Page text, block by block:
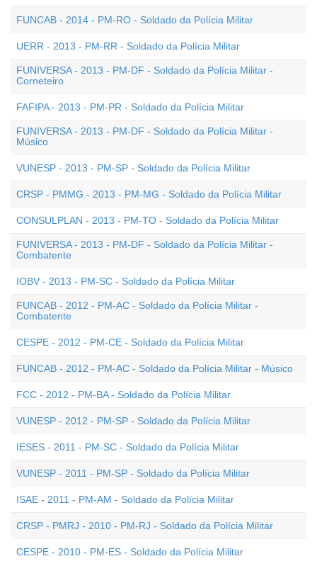
FUNCAB - 2014 - PM-RO - Soldado da Polícia Militar
UERR - 2013 - PM-RR - Soldado da Polícia Militar
FUNIVERSA - 2013 - PM-DF - Soldado da Polícia Militar -
Corneteiro
FAFIPA - 2013 - PM-PR - Soldado da Polícia Militar
FUNIVERSA - 2013 - PM-DF - Soldado da Polícia Militar -
Músico
VUNESP - 2013 - PM-SP - Soldado da Polícia Militar
CRSP - PMMG - 2013 - PM-MG - Soldado da Polícia Militar
CONSULPLAN - 2013 - PM-TO - Soldado da Polícia Militar
FUNIVERSA - 2013 - PM-DF - Soldado da Polícia Militar -
Combatente
IOBV - 2013 - PM-SC - Soldado da Polícia Militar
FUNCAB - 2012 - PM-AC - Soldado da Polícia Militar -
Combatente
CESPE - 2012 - PM-CE - Soldado da Polícia Militar
FUNCAB - 2012 - PM-AC - Soldado da Polícia Militar - Músico
FCC - 2012 - PM-BA - Soldado da Polícia Militar
VUNESP - 2012 - PM-SP - Soldado da Polícia Militar
IESES - 2011 - PM-SC - Soldado da Polícia Militar
VUNESP - 2011 - PM-SP - Soldado da Polícia Militar
ISAE - 2011 - PM-AM - Soldado da Polícia Militar
CRSP - PMRJ - 2010 - PM-RJ - Soldado da Polícia Militar
CESPE - 2010 - PM-ES - Soldado da Polícia Militar